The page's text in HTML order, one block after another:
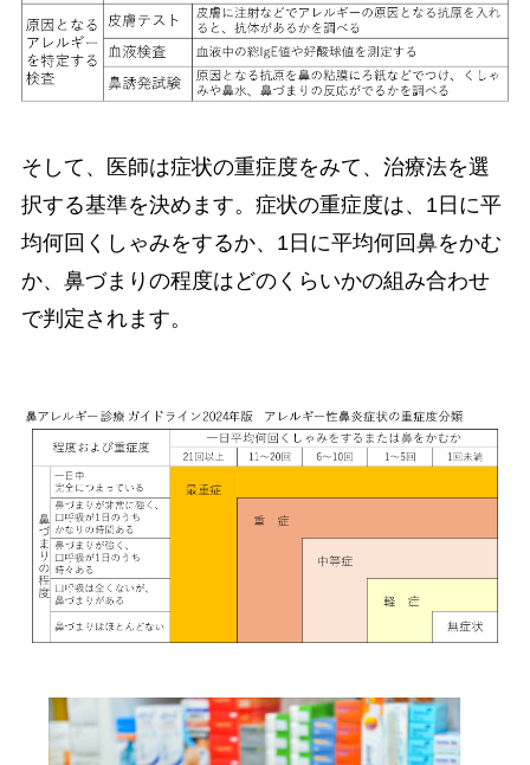
そして、医師は症状の重症度をみて、治療法を選
択する基準を決めます。症状の重症度は、1日に平
均何回くしゃみをするか、1日に平均何回鼻をかむ
か、鼻づまりの程度はどのくらいかの組み合わせ
で判定されます。